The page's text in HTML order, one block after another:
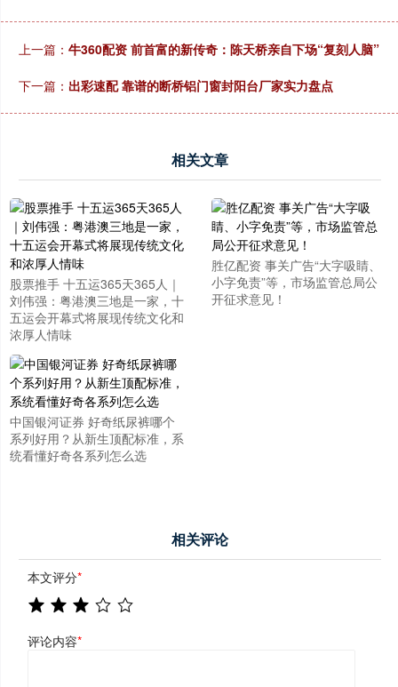
上一篇： 牛360配资 前首富的新传奇：陈天桥亲自下场“复刻人脑”
下一篇： 出彩速配 靠谱的断桥铝门窗封阳台厂家实力盘点
相关文章
股票推手 十五运365天365人｜
刘伟强：粤港澳三地是一家，十
五运会开幕式将展现传统文化和
浓厚人情味
胜亿配资 事关广告“大字吸睛、
小字免责”等，市场监管总局公
开征求意见！
中国银河证券 好奇纸尿裤哪个
系列好用？从新生顶配标准，系
统看懂好奇各系列怎么选
相关评论
本文评分*
评论内容*